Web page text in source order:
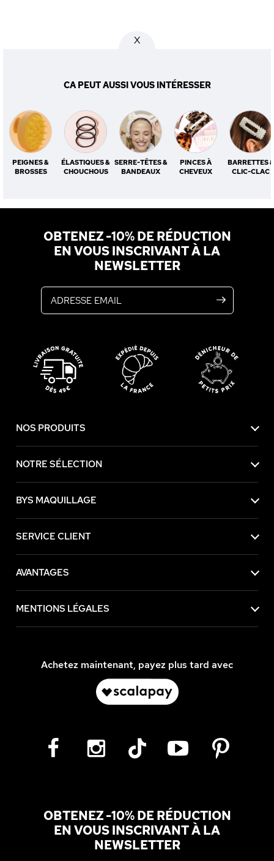
X
CA PEUT AUSSI VOUS INTÉRESSER
PEIGNES &
BROSSES
ÉLASTIQUES &
CHOUCHOUS
SERRE-TÊTES &
BANDEAUX
PINCES À
CHEVEUX
BARRETTES &
CLIC-CLAC
OBTENEZ -10% DE RÉDUCTION
EN VOUS INSCRIVANT À LA
NEWSLETTER
NOS PRODUITS
NOTRE SÉLECTION
BYS MAQUILLAGE
SERVICE CLIENT
AVANTAGES
MENTIONS LÉGALES
Achetez maintenant, payez plus tard avec
OBTENEZ -10% DE RÉDUCTION
EN VOUS INSCRIVANT À LA
NEWSLETTER